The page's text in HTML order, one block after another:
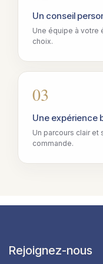
Un conseil
Une équipe à votre
choix.
03
Une expérience
Un parcours clair et
commande.
Rejoignez-nous